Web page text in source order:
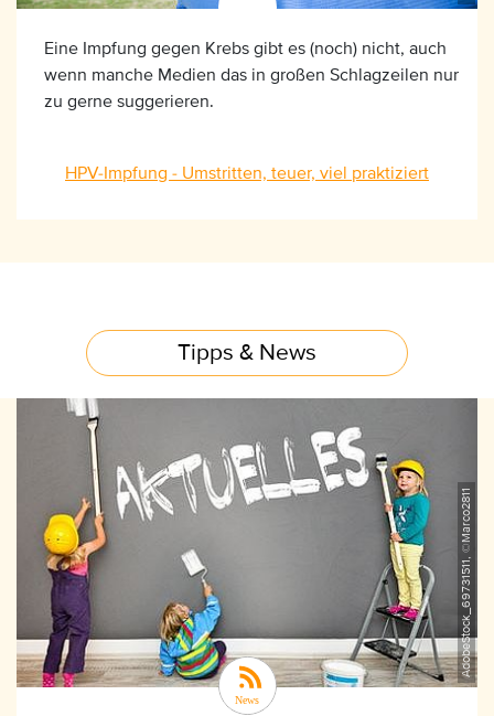
Eine Impfung gegen Krebs gibt es (noch) nicht, auch
wenn manche Medien das in großen Schlagzeilen nur
zu gerne suggerieren.
HPV-Impfung - Umstritten, teuer, viel praktiziert
Tipps & News
AdobeStock_69731511, ©Marco2811